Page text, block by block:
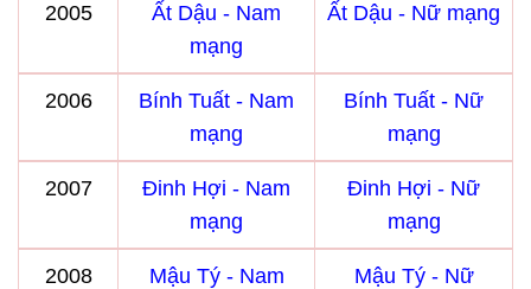
2005
Ất Dậu - Nam
mạng
Ất Dậu - Nữ mạng
2006
Bính Tuất - Nam
mạng
Bính Tuất - Nữ
mạng
2007
Đinh Hợi - Nam
mạng
Đinh Hợi - Nữ
mạng
2008
Mậu Tý - Nam
Mậu Tý - Nữ